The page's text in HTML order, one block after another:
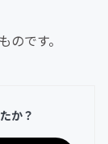
のです。
か？